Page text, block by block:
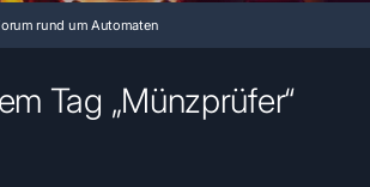
rund um Automaten
Tag „Münzprüfer“